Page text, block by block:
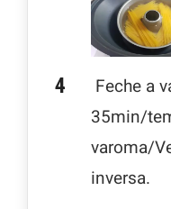
Feche a
35min/
varoma/
inversa.